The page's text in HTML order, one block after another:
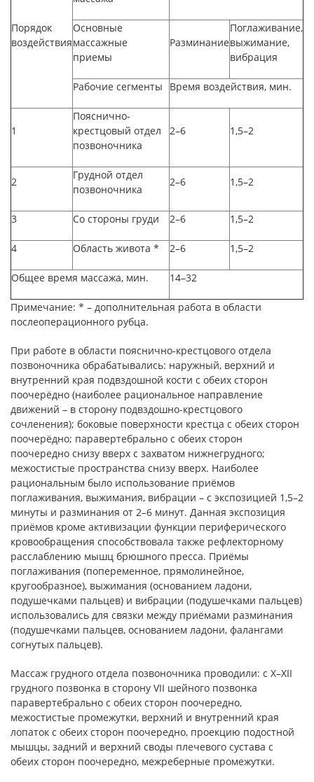
Порядок
воздействия
Основные
массажные
приемы
Разминание
Поглаживание,
выжимание,
вибрация
Рабочие сегменты Время воздействия, мин.
1
Пояснично-
крестцовый отдел
позвоночника
2–6 1,5–2
2
Грудной отдел
позвоночника
2–6 1,5–2
3 Со стороны груди 2–6 1,5–2
4 Область живота * 2–6 1,5–2
Общее время массажа, мин. 14–32
Примечание: * – дополнительная работа в области
послеоперационного рубца.
При работе в области пояснично-крестцового отдела
позвоночника обрабатывались: наружный, верхний и
внутренний края подвздошной кости с обеих сторон
поочерёдно (наиболее рациональное направление
движений – в сторону подвздошно-крестцового
сочленения); боковые поверхности крестца с обеих сторон
поочерёдно; паравертебрально с обеих сторон
поочередно снизу вверх с захватом нижнегрудного;
межостистые пространства снизу вверх. Наиболее
рациональным было использование приёмов
поглаживания, выжимания, вибрации – с экспозицией 1,5–2
минуты и разминания от 2–6 минут. Данная экспозиция
приёмов кроме активизации функции периферического
кровообращения способствовала также рефлекторному
расслаблению мышц брюшного пресса. Приёмы
поглаживания (попеременное, прямолинейное,
кругообразное), выжимания (основанием ладони,
подушечками пальцев) и вибрации (подушечками пальцев)
использовались для связки между приёмами разминания
(подушечками пальцев, основанием ладони, фалангами
согнутых пальцев).
Массаж грудного отдела позвоночника проводили: с X–XII
грудного позвонка в сторону VII шейного позвонка
паравертебрально с обеих сторон поочередно,
межостистые промежутки, верхний и внутренний края
лопаток с обеих сторон поочередно, проекцию подостной
мышцы, задний и верхний своды плечевого сустава с
обеих сторон поочередно, межреберные промежутки.